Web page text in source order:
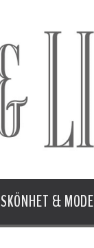
SKÖNHET & MODE